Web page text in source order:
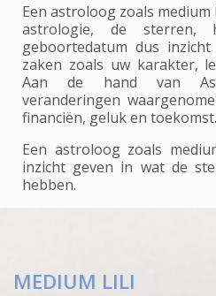
Een astroloog zoals
astrologie, de sterren,
geboortedatum dus
zaken zoals uw karakter,
Aan de hand van
veranderingen
financiën, geluk en toekomst.
Een astroloog zoals
inzicht geven in wat de
hebben.
MEDIUM LILI